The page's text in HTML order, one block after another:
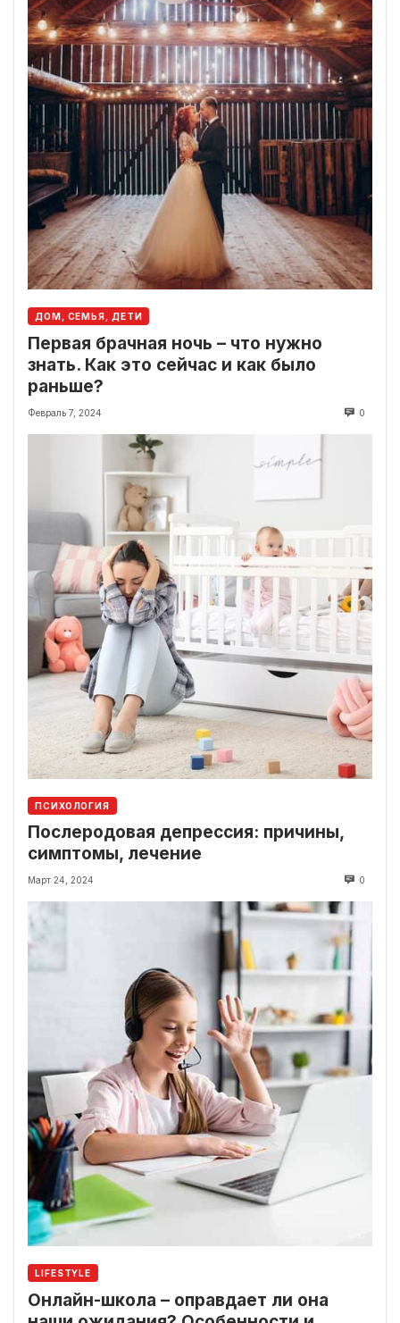
ДОМ, СЕМЬЯ, ДЕТИ
Первая брачная ночь – что нужно
знать. Как это сейчас и как было
раньше?
Февраль 7, 2024 0
ПСИХОЛОГИЯ
Послеродовая депрессия: причины,
симптомы, лечение
Март 24, 2024 0
LIFESTYLE
Онлайн-школа – оправдает ли она